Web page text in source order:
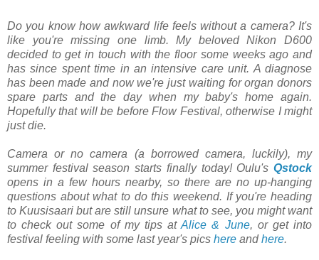
Do you know how awkward life feels without a camera? It's
like you're missing one limb. My beloved Nikon D600
decided to get in touch with the floor some weeks ago and
has since spent time in an intensive care unit. A diagnose
has been made and now we're just waiting for organ donors
spare parts and the day when my baby's home again.
Hopefully that will be before Flow Festival, otherwise I might
just die.
Camera or no camera (a borrowed camera, luckily), my
summer festival season starts finally today! Oulu's Qstock
opens in a few hours nearby, so there are no up-hanging
questions about what to do this weekend. If you're heading
to Kuusisaari but are still unsure what to see, you might want
to check out some of my tips atAlice & June, or get into
festival feeling with some last year's pics here andhere.